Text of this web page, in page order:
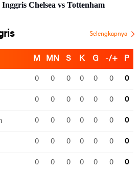
Chelsea vs Tottenham